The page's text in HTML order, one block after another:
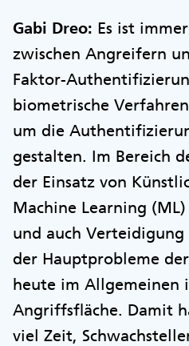
Gabi Dreo: Es ist
zwischen Angreifern
Faktor-
biometrische
um die
gestalten. Im Bereich
der Einsatz von
Machine Learning
und auch Verteidigung
der Hauptprobleme
heute im Allgemeinen
Angriffsfläche. Damit
viel Zeit,